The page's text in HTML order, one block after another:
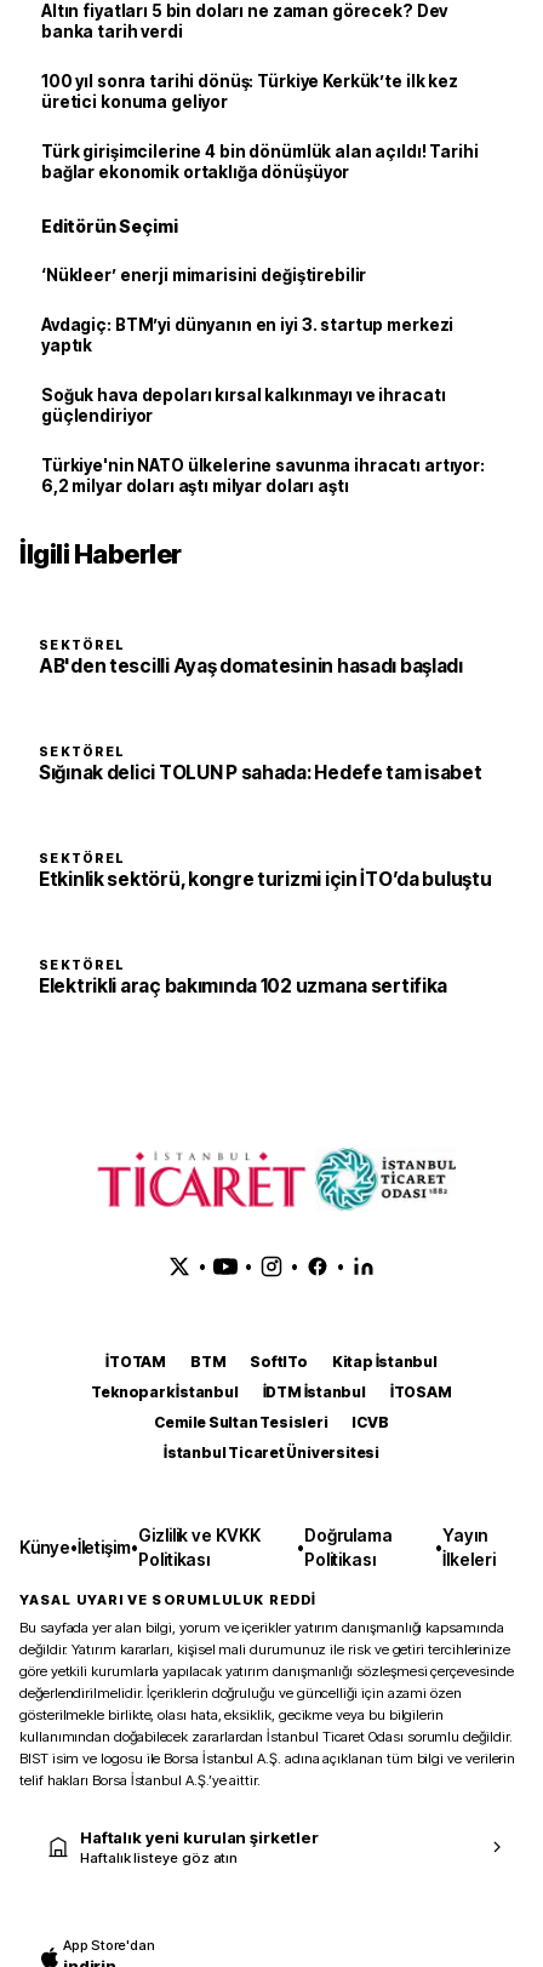
Altın fiyatları 5 bin doları ne zaman görecek? Dev
banka tarih verdi
100 yıl sonra tarihi dönüş: Türkiye Kerkük’te ilk kez
üretici konuma geliyor
Türk girişimcilerine 4 bin dönümlük alan açıldı! Tarihi
bağlar ekonomik ortaklığa dönüşüyor
Editörün Seçimi
‘Nükleer’ enerji mimarisini değiştirebilir
Avdagiç: BTM’yi dünyanın en iyi 3. startup merkezi
yaptık
Soğuk hava depoları kırsal kalkınmayı ve ihracatı
güçlendiriyor
Türkiye'nin NATO ülkelerine savunma ihracatı artıyor:
6,2 milyar doları aştı milyar doları aştı
İlgili Haberler
SEKTÖREL
AB'den tescilli Ayaş domatesinin hasadı başladı
SEKTÖREL
Sığınak delici TOLUN P sahada: Hedefe tam isabet
SEKTÖREL
Etkinlik sektörü, kongre turizmi için İTO’da buluştu
SEKTÖREL
Elektrikli araç bakımında 102 uzmana sertifika
• • • •
İTOTAM BTM SoftITo
Kitap İstanbul
Teknopark İstanbul
İDTM İstanbul
İTOSAM
Cemile Sultan Tesisleri
ICVB
İstanbul Ticaret Üniversitesi
Künye•İletişim•
Gizlilik ve KVKK
Politikası
•
Doğrulama
Politikası
•
Yayın
İlkeleri
YASAL UYARI VE SORUMLULUK REDDİ
Bu sayfada yer alan bilgi, yorum ve içerikler yatırım danışmanlığı kapsamında
değildir. Yatırım kararları, kişisel mali durumunuz ile risk ve getiri tercihlerinize
göre yetkili kurumlarla yapılacak yatırım danışmanlığı sözleşmesi çerçevesinde
değerlendirilmelidir. İçeriklerin doğruluğu ve güncelliği için azami özen
gösterilmekle birlikte, olası hata, eksiklik, gecikme veya bu bilgilerin
kullanımından doğabilecek zararlardan İstanbul Ticaret Odası sorumlu değildir.
BIST isim ve logosu ile Borsa İstanbul A.Ş. adına açıklanan tüm bilgi ve verilerin
telif hakları Borsa İstanbul A.Ş.’ye aittir.
Haftalık yeni kurulan şirketler
Haftalık listeye göz atın
App Store'dan